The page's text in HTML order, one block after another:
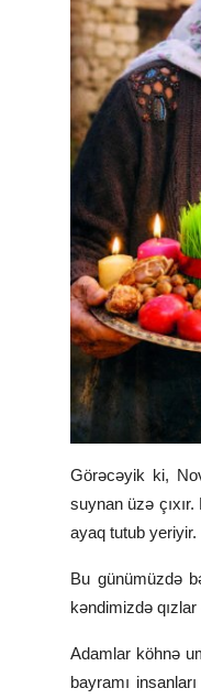
Görəcəyik ki,
suynan üzə çıxır.
ayaq tutub yeriyir.
Bu günümüzdə
kəndimizdə
Adamlar köhnə
bayramı